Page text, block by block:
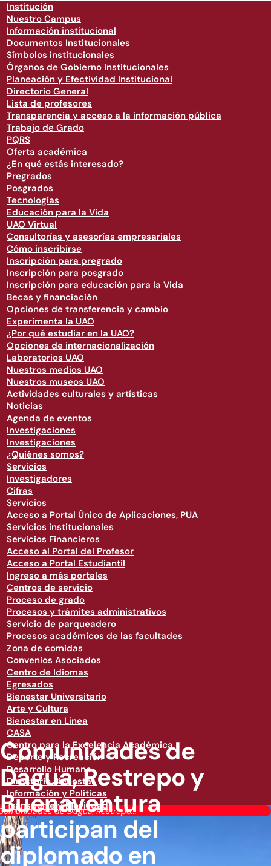
Institución
Nuestro Campus
Información institucional
Documentos Institucionales
Símbolos institucionales
Órganos de Gobierno Institucionales
Planeación y Efectividad Institucional
Directorio General
Lista de profesores
Transparencia y acceso a la información pública
Trabajo de Grado
PQRS
Oferta académica
¿En qué estás interesado?
Pregrados
Posgrados
Tecnologías
Educación para la Vida
UAO Virtual
Consultorías y asesorías empresariales
Cómo inscribirse
Inscripción para pregrado
Inscripción para posgrado
Inscripción para educación para la Vida
Becas y financiación
Opciones de transferencia y cambio
Experimenta la UAO
¿Por qué estudiar en la UAO?
Opciones de internacionalización
Laboratorios UAO
Nuestros medios UAO
Nuestros museos UAO
Actividades culturales y artísticas
Noticias
Agenda de eventos
Investigaciones
Investigaciones
¿Quiénes somos?
Servicios
Investigadores
Cifras
Servicios
Acceso a Portal Único de Aplicaciones, PUA
Servicios institucionales
Servicios Financieros
Acceso al Portal del Profesor
Acceso a Portal Estudiantil
Ingreso a más portales
Centros de servicio
Proceso de grado
Procesos y trámites administrativos
Servicio de parqueadero
Procesos académicos de las facultades
Zona de comidas
Convenios Asociados
Centro de Idiomas
Egresados
Bienestar Universitario
Arte y Cultura
Bienestar en Linea
CASA
Centro para la Excelencia Académica
Deporte y Recreación
Desarrollo Humano
Directorio Bienestar
Información y Políticas
Transporte y Movilidad
de Dagua, Restrepo...
Comunidades de
Dagua, Restrepo y
Buenaventura
participan del
diplomado en